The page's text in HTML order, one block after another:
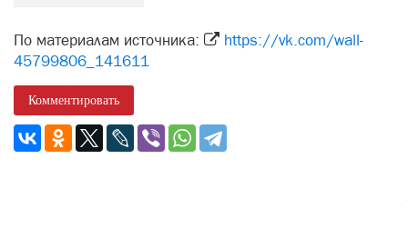
По материалам источника:
https://vk.com/wall-
45799806_141611
Комментировать